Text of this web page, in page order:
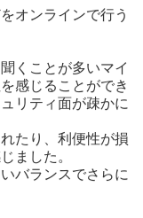
オンラインで行う
くことが多いマイ
感じることができ
リティ面が疎かに
たり、利便性が損
ました。
バランスでさらに